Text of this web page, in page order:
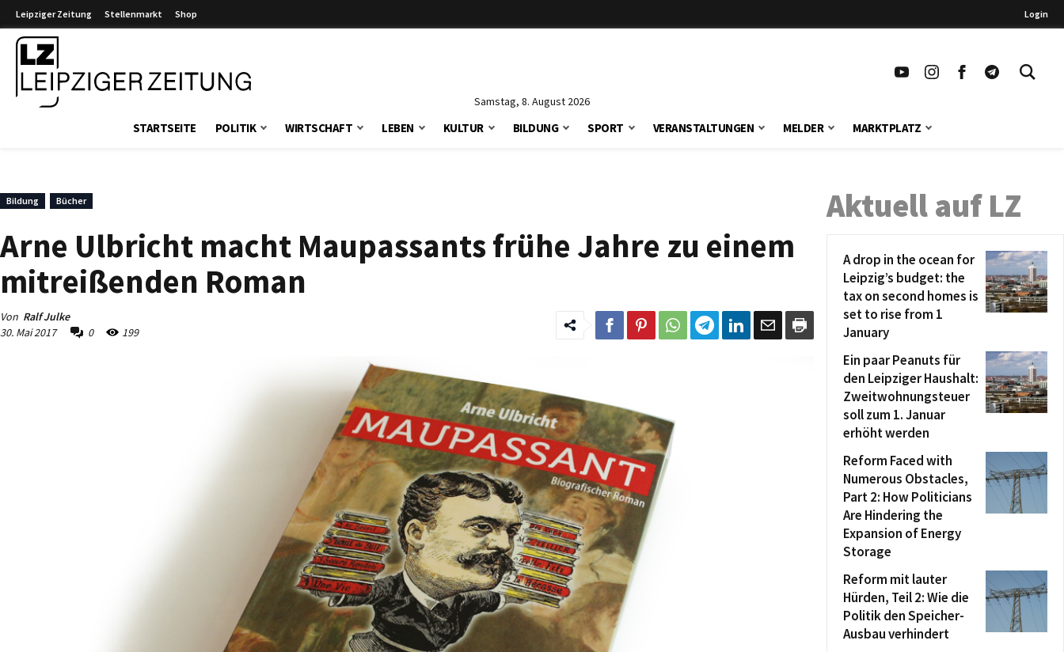
Leipziger Zeitung Stellenmarkt Shop Login
Samstag, 8. August 2026
STARTSEITE POLITIK WIRTSCHAFT LEBEN KULTUR BILDUNG SPORT VERANSTALTUNGEN MELDER MARKTPLATZ
Bildung Bücher
Arne Ulbricht macht Maupassants frühe Jahre zu einem
mitreißenden Roman
Von Ralf Julke
30. Mai 2017
0 199
Aktuell auf LZ
A drop in the ocean for
Leipzig’s budget: the
tax on second homes is
set to rise from 1
January
Ein paar Peanuts für
den Leipziger Haushalt:
Zweitwohnungsteuer
soll zum 1. Januar
erhöht werden
Reform Faced with
Numerous Obstacles,
Part 2: How Politicians
Are Hindering the
Expansion of Energy
Storage
Reform mit lauter
Hürden, Teil 2: Wie die
Politik den Speicher-
Ausbau verhindert